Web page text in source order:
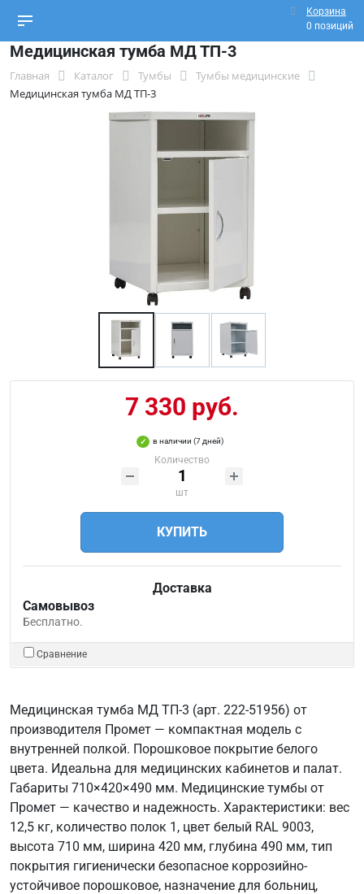
Корзина
0 позиций
Медицинская тумба МД ТП-3
Главная Каталог Тумбы
Тумбы медицинские
Медицинская тумба МД ТП-3
7 330 руб.
в наличии (7 дней)
Количество
шт
КУПИТЬ
Доставка
Самовывоз
Бесплатно.
Сравнение
Медицинская тумба МД ТП-3 (арт. 222-51956) от
производителя Промет — компактная модель с
внутренней полкой. Порошковое покрытие белого
цвета. Идеальна для медицинских кабинетов и палат.
Габариты 710×420×490 мм. Медицинские тумбы от
Промет — качество и надежность. Характеристики: вес
12,5 кг, количество полок 1, цвет белый RAL 9003,
высота 710 мм, ширина 420 мм, глубина 490 мм, тип
покрытия гигиенически безопасное коррозийно-
устойчивое порошковое, назначение для больниц,